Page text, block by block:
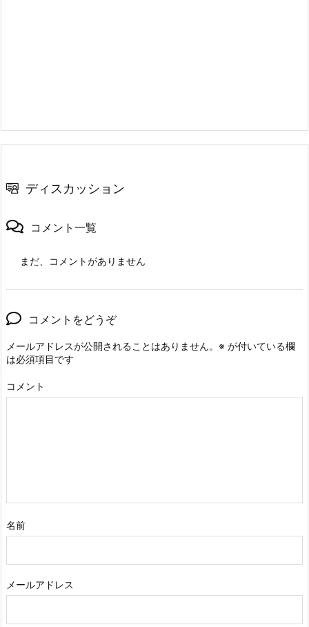
ディスカッション
コメント一覧
まだ、コメントがありません
コメントをどうぞ
メールアドレスが公開されることはありません。 ※ が付いている欄
は必須項目です
コメント
名前
メールアドレス